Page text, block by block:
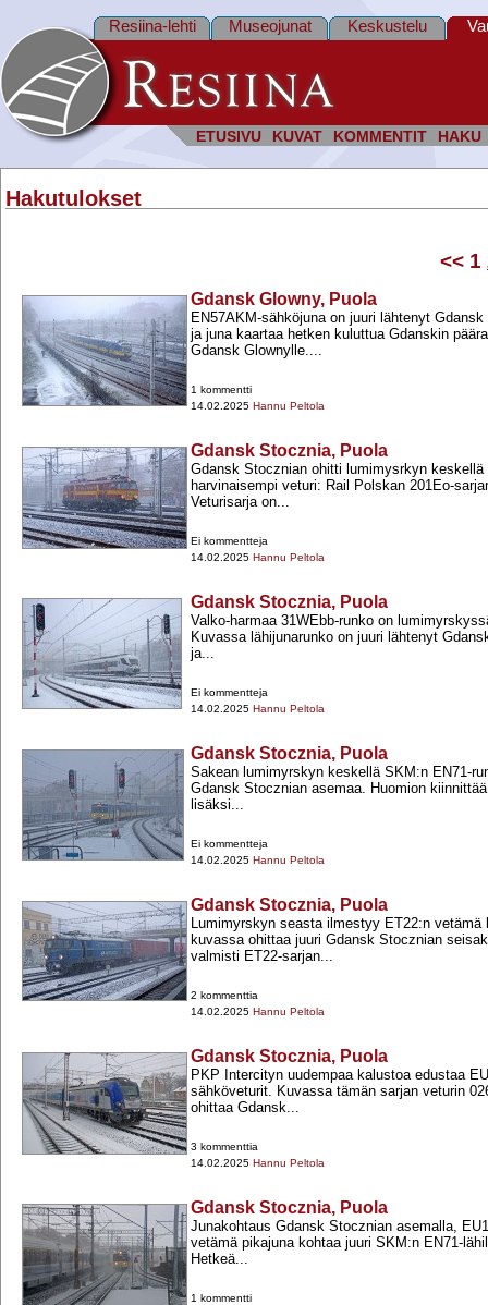
ETUSIVU KUVAT KOMMENTIT HAKU
Resiina-lehti Museojunat Keskustelu
Hakutulokset
<< 1
Gdansk Glowny, Puola
EN57AKM-​sähköjuna on juuri lähtenyt
ja juna kaartaa hetken kuluttua Gdanskin
Gdansk Glownylle....
1 kommentti
14.02.2025 Hannu Peltola
Gdansk Stocznia, Puola
Gdansk Stocznian ohitti lumimysrkyn keskellä
harvinaisempi veturi: Rail Polskan 201Eo-​
Veturisarja on...
Ei kommentteja
14.02.2025 Hannu Peltola
Gdansk Stocznia, Puola
Valko-​harmaa 31WEbb-​runko on
Kuvassa lähijunarunko on juuri lähtenyt
ja...
Ei kommentteja
14.02.2025 Hannu Peltola
Gdansk Stocznia, Puola
Sakean lumimyrskyn keskellä SKM:n EN71-​
Gdansk Stocznian asemaa. Huomion
lisäksi...
Ei kommentteja
14.02.2025 Hannu Peltola
Gdansk Stocznia, Puola
Lumimyrskyn seasta ilmestyy ET22:n vetämä
kuvassa ohittaa juuri Gdansk Stocznian
valmisti ET22-​sarjan...
2 kommenttia
14.02.2025 Hannu Peltola
Gdansk Stocznia, Puola
PKP Intercityn uudempaa kalustoa edustaa
sähköveturit. Kuvassa tämän sarjan veturin
ohittaa Gdansk...
3 kommenttia
14.02.2025 Hannu Peltola
Gdansk Stocznia, Puola
Junakohtaus Gdansk Stocznian asemalla,
vetämä pikajuna kohtaa juuri SKM:n EN71-​
Hetkeä...
1 kommentti